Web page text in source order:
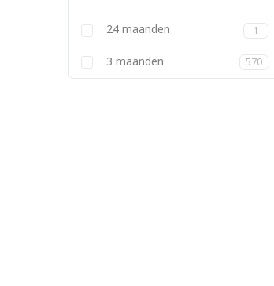
24 maanden 1
3 maanden 570